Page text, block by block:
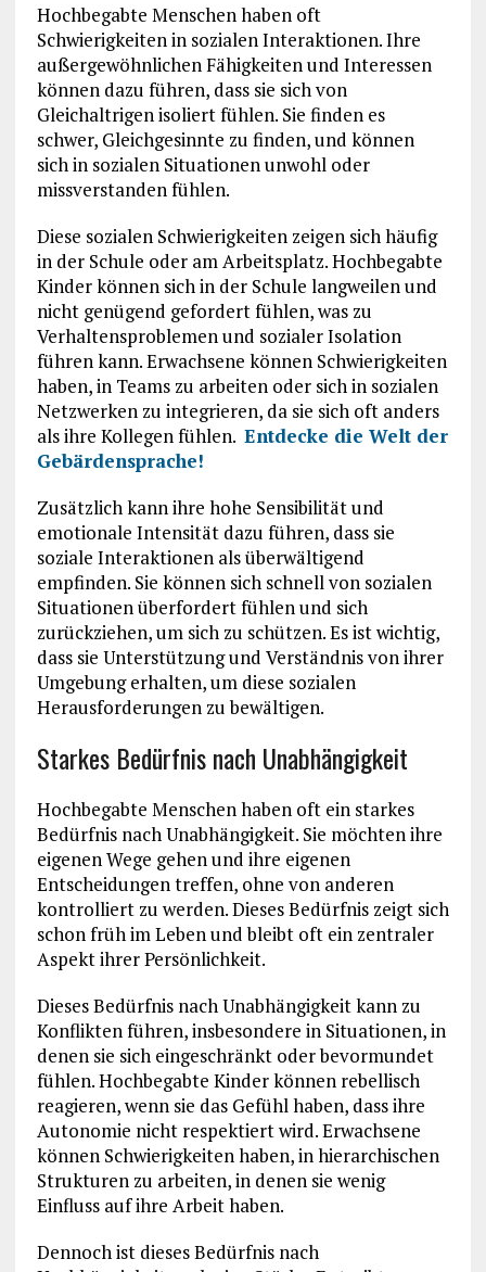
Hochbegabte Menschen haben oft
Schwierigkeiten in sozialen Interaktionen. Ihre
außergewöhnlichen Fähigkeiten und Interessen
können dazu führen, dass sie sich von
Gleichaltrigen isoliert fühlen. Sie finden es
schwer, Gleichgesinnte zu finden, und können
sich in sozialen Situationen unwohl oder
missverstanden fühlen.
Diese sozialen Schwierigkeiten zeigen sich häufig
in der Schule oder am Arbeitsplatz. Hochbegabte
Kinder können sich in der Schule langweilen und
nicht genügend gefordert fühlen, was zu
Verhaltensproblemen und sozialer Isolation
führen kann. Erwachsene können Schwierigkeiten
haben, in Teams zu arbeiten oder sich in sozialen
Netzwerken zu integrieren, da sie sich oft anders
als ihre Kollegen fühlen. Entdecke die Welt der
Gebärdensprache!
Zusätzlich kann ihre hohe Sensibilität und
emotionale Intensität dazu führen, dass sie
soziale Interaktionen als überwältigend
empfinden. Sie können sich schnell von sozialen
Situationen überfordert fühlen und sich
zurückziehen, um sich zu schützen. Es ist wichtig,
dass sie Unterstützung und Verständnis von ihrer
Umgebung erhalten, um diese sozialen
Herausforderungen zu bewältigen.
Starkes Bedürfnis nach Unabhängigkeit
Hochbegabte Menschen haben oft ein starkes
Bedürfnis nach Unabhängigkeit. Sie möchten ihre
eigenen Wege gehen und ihre eigenen
Entscheidungen treffen, ohne von anderen
kontrolliert zu werden. Dieses Bedürfnis zeigt sich
schon früh im Leben und bleibt oft ein zentraler
Aspekt ihrer Persönlichkeit.
Dieses Bedürfnis nach Unabhängigkeit kann zu
Konflikten führen, insbesondere in Situationen, in
denen sie sich eingeschränkt oder bevormundet
fühlen. Hochbegabte Kinder können rebellisch
reagieren, wenn sie das Gefühl haben, dass ihre
Autonomie nicht respektiert wird. Erwachsene
können Schwierigkeiten haben, in hierarchischen
Strukturen zu arbeiten, in denen sie wenig
Einfluss auf ihre Arbeit haben.
Dennoch ist dieses Bedürfnis nach